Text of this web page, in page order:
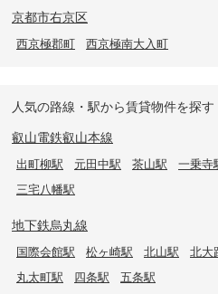
京都市右京区
西京極郡町 西京極南大入町
人気の路線・駅から賃貸物件を探す
叡山電鉄叡山本線
出町柳駅 元田中駅 茶山駅 一乗寺
三宅八幡駅
地下鉄烏丸線
国際会館駅 松ヶ崎駅 北山駅 北大
丸太町駅
四条駅 五条駅